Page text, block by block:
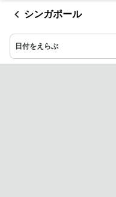
シンガポール
日付をえらぶ